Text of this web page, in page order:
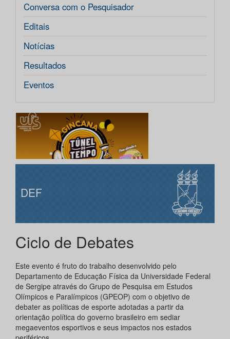
Conversa com o Pesquisador
Editais
Notícias
Resultados
Eventos
DEF
Ciclo de Debates
Este evento é fruto do trabalho desenvolvido pelo
Departamento de Educação Física da Universidade Federal
de Sergipe através do Grupo de Pesquisa em Estudos
Olímpicos e Paralímpicos (GPEOP) com o objetivo de
debater as políticas de esporte adotadas a partir da
orientação política do governo brasileiro em sediar
megaeventos esportivos e seus impactos nos estados